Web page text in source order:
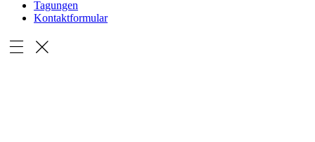
Tagungen
Kontaktformular